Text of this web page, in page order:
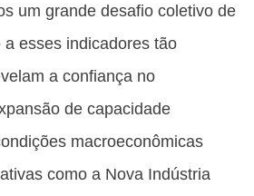
um grande desafio coletivo de
esses indicadores tão
a confiança no
de capacidade
macroeconômicas
como a Nova Indústria